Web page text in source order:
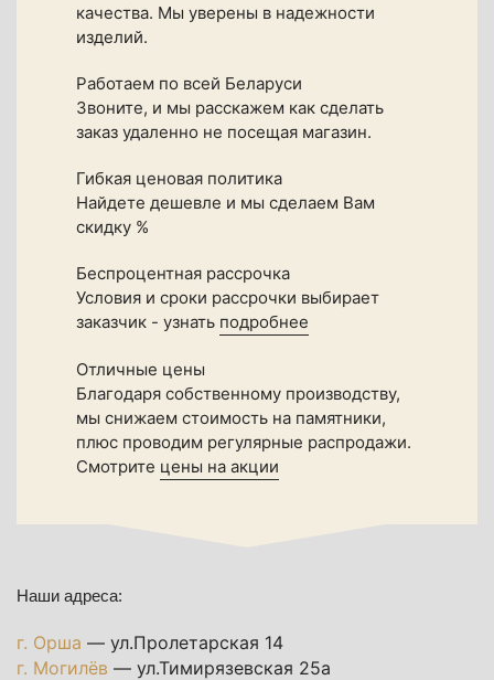
качества. Мы уверены в надежности
изделий.
Работаем по всей Беларуси
Звоните, и мы расскажем как сделать
заказ удаленно не посещая магазин.
Гибкая ценовая политика
Найдете дешевле и мы сделаем Вам
скидку %
Беспроцентная рассрочка
Условия и сроки рассрочки выбирает
заказчик - узнать подробнее
Отличные цены
Благодаря собственному производству,
мы снижаем стоимость на памятники,
плюс проводим регулярные распродажи.
Смотрите цены на акции
Наши адреса:
г. Орша — ул.Пролетарская 14
г. Могилёв — ул.Тимирязевская 25а